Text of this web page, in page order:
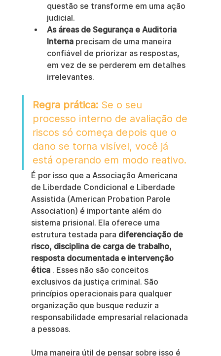
questão se transforme em uma ação
judicial.
As áreas de Segurança e Auditoria
Interna precisam de uma maneira
confiável de priorizar as respostas,
em vez de se perderem em detalhes
irrelevantes.
Regra prática: Se o seu
processo interno de avaliação de
riscos só começa depois que o
dano se torna visível, você já
está operando em modo reativo.
É por isso que a Associação Americana
de Liberdade Condicional e Liberdade
Assistida (American Probation Parole
Association) é importante além do
sistema prisional. Ela oferece uma
estrutura testada para diferenciação de
risco, disciplina de carga de trabalho,
resposta documentada e intervenção
ética . Esses não são conceitos
exclusivos da justiça criminal. São
princípios operacionais para qualquer
organização que busque reduzir a
responsabilidade empresarial relacionada
a pessoas.
Uma maneira útil de pensar sobre isso é